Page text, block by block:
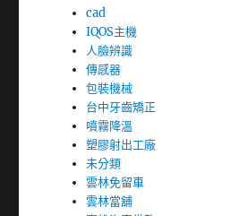
cad
IQOS主機
人臉辨識
傳感器
包裝機械
台中牙齒矯正
噴霧降溫
塑膠射出工廠
未分類
雲林免留車
雲林當舖